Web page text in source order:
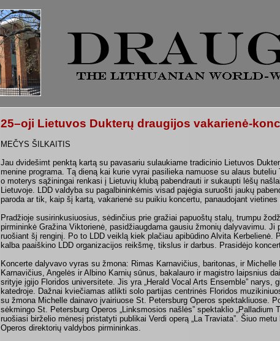
25–oji Lietuvos Dukterų draugijos vakarienė-
MEČYS ŠILKAITIS
Jau dvidešimt penktą kartą su pavasariu sulaukiame tradicinio Lietuvos
menine programa. Tą dieną kai kurie vyrai pasilieka namuose su alaus
o moterys sąžiningai renkasi į Lietuvių klubą pabendrauti ir sukaupti lėšų
Lietuvoje. LDD valdyba su pagalbininkėmis visad pajėgia suruošti jaukų
paroda ar tik, kaip šį kartą, vakarienė su puikiu koncertu, panaudojant vietines
Pradžioje susirinkusiuosius, sėdinčius prie gražiai papuoštų stalų, trumpu
pirmininkė Gražina Viktorienė, pasidžiaugdama gausiu žmonių dalyvavimu. Ji
ruošiant šį renginį. Po to LDD veiklą kiek plačiau apibūdino Alvita Kerbelienė.
kalba paaiškino LDD organizacijos reikšmę, tikslus ir darbus. Prasidėjo
Koncerte dalyvavo vyras su žmona: Rimas Karnavičius, baritonas, ir Michelle
Karnavičius, Angelės ir Albino Karnių sūnus, bakalauro ir magistro laipsnius
srityje įgijo Floridos universitete. Jis yra „Herald Vocal Arts Ensemble” narys,
katedroje. Dažnai kviečiamas atlikti solo partijas centrinės Floridos
su žmona Michelle dainavo įvairiuose St. Petersburg Operos spektakliuose.
sėkmingo St. Petersburg Operos „Linksmosios našlės” spektaklio „Palladium
ruošiasi birželio mėnesį pristatyti publikai Verdi operą „La Traviata”. Šiuo
Operos direktorių valdybos pirmininkas.